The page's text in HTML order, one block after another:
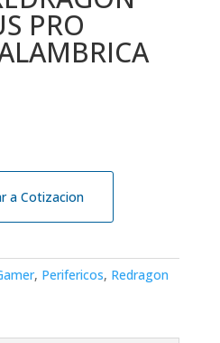
PRO
a Cotizacion
, Perifericos, Redragon